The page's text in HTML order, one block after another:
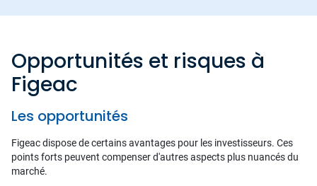
Opportunités et risques à
Figeac
Les opportunités
Figeac dispose de certains avantages pour les investisseurs. Ces
points forts peuvent compenser d'autres aspects plus nuancés du
marché.